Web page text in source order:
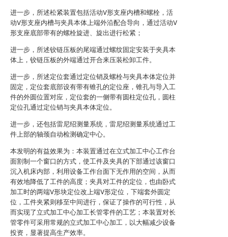
进一步，所述松紧装置包括活动V形支座内槽和螺栓，活
动V形支座内槽与夹具本体上端外沿配合导向，通过活动V
形支座底部带有的螺栓旋进、旋出进行松紧；
进一步，所述铰链压板的尾端通过螺纹固定安装于夹具本
体上，铰链压板的外端通过开合来压装松卸工件。
进一步，所述定位套通过定位销及螺栓与夹具本体定位并
固定，定位套底部设有带有锥孔的定位座，锥孔与导入工
件的外圆位置对应，定位套的一侧带有圆柱定位孔，圆柱
定位孔通过定位销与夹具本体定位。
进一步，还包括雷尼绍测量系统，雷尼绍测量系统通过工
件上部的轴颈自动检测确定中心。
本发明的有益效果为：本装置通过在立式加工中心工作台
面割制一个窗口的方式，使工件及夹具的下部通过该窗口
沉入机床内部，利用设备工作台面下无作用的空间，从而
有效地降低了工件的高度；夹具对工件的定位，也由卧式
加工时的两端V形块定位改上端V形定位，下端套外圆定
位，工件夹紧则移至中间进行，保证了操作的可行性，从
而实现了立式加工中心加工长管零件的工艺；本装置对长
管零件可采用常规的立式加工中心加工，以大幅减少设备
投资，显著提高生产效率。